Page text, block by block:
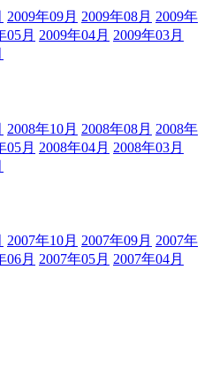
2009年09月 2009年08月 2009年
05月 2009年04月 2009年03月
2008年10月 2008年08月 2008年
05月 2008年04月 2008年03月
2007年10月 2007年09月 2007年
06月 2007年05月 2007年04月